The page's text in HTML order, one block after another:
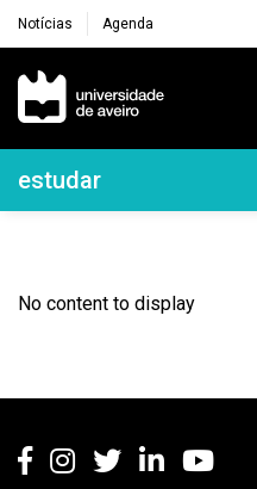
Notícias Agenda
Navegação
Navegação
estudar
No content to display